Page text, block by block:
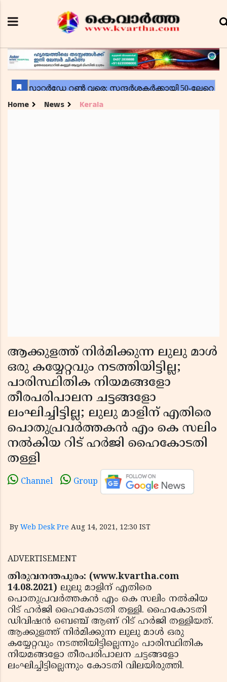
Home News Kerala
ആക്കുളത്ത് നിര്‍മിക്കുന്ന ലുലു മാള്‍
ഒരു കയ്യേറ്റവും നടത്തിയിട്ടില്ല;
പാരിസ്ഥിതിക നിയമങ്ങളോ
തീരപരിപാലന ചട്ടങ്ങളോ
ലംഘിച്ചിട്ടില്ല; ലുലു മാളിന് എതിരെ
പൊതുപ്രവര്‍ത്തകന്‍ എം കെ സലിം
നല്‍കിയ റിട് ഹര്‍ജി ഹൈകോടതി
തള്ളി
Channel Group
By Web Desk Pre Aug 14, 2021, 12:30 IST
ADVERTISEMENT
തിരുവനന്തപുരം: (www.kvartha.com
14.08.2021) ലുലു മാളിന് എതിരെ
പൊതുപ്രവര്‍ത്തകന്‍ എം കെ സലിം നല്‍കിയ
റിട് ഹര്‍ജി ഹൈകോടതി തള്ളി. ഹൈകോടതി
ഡിവിഷന്‍ ബെഞ്ച് ആണ് റിട് ഹര്‍ജി തള്ളിയത്.
ആക്കുളത്ത് നിര്‍മിക്കുന്ന ലുലു മാള്‍ ഒരു
കയ്യേറ്റവും നടത്തിയിട്ടില്ലെന്നും പാരിസ്ഥിതിക
നിയമങ്ങളോ തീരപരിപാലന ചട്ടങ്ങളോ
ലംഘിച്ചിട്ടില്ലെന്നും കോടതി വിലയിരുത്തി.